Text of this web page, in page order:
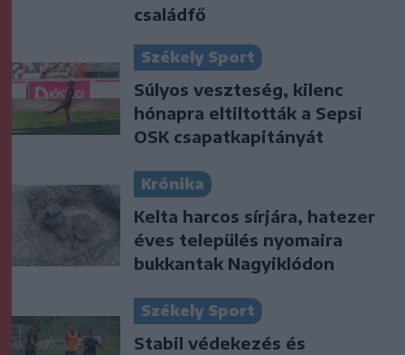
családfő
Székely Sport
Súlyos veszteség, kilenc
hónapra eltiltották a Sepsi
OSK csapatkapitányát
Krónika
Kelta harcos sírjára, hatezer
éves település nyomaira
bukkantak Nagyiklódon
Székely Sport
Stabil védekezés és